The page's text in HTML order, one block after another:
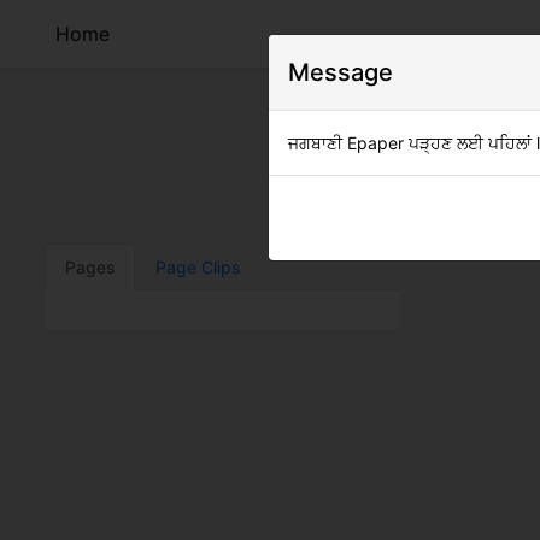
Home
Clip
Pages Page Clips
Message
ਜਗਬਾਣੀ Epaper ਪੜ੍ਹਣ ਲਈ